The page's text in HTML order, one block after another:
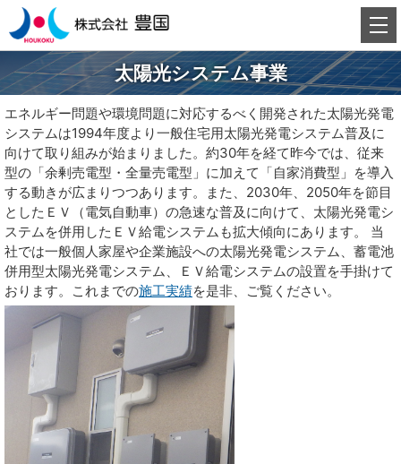
太陽光システム事業
エネルギー問題や環境問題に対応するべく開発された太陽光発電
システムは1994年度より一般住宅用太陽光発電システム普及に
向けて取り組みが始まりました。約30年を経て昨今では、従来
型の「余剰売電型・全量売電型」に加えて「自家消費型」を導入
する動きが広まりつつあります。また、2030年、2050年を節目
としたＥＶ（電気自動車）の急速な普及に向けて、太陽光発電シ
ステムを併用したＥＶ給電システムも拡大傾向にあります。 当
社では一般個人家屋や企業施設への太陽光発電システム、蓄電池
併用型太陽光発電システム、ＥＶ給電システムの設置を手掛けて
おります。これまでの施工実績を是非、ご覧ください。